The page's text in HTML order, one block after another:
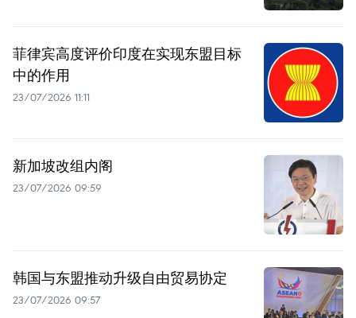
菲律宾高度评价印度在实现东盟目标
中的作用
23/07/2026 11:11
新加坡改组内阁
23/07/2026 09:59
韩国与东盟推动升级自由贸易协定
23/07/2026 09:57